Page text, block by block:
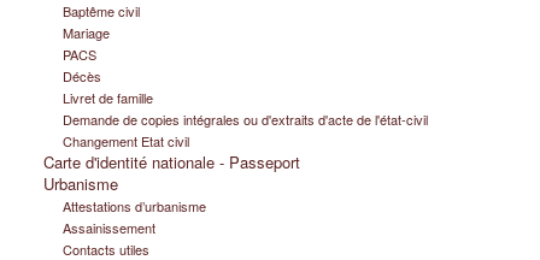
Baptême civil
Mariage
PACS
Décès
Livret de famille
Demande de copies intégrales ou d'extraits d'acte de l'état-civil
Changement Etat civil
Carte d'identité nationale - Passeport
Urbanisme
Attestations d’urbanisme
Assainissement
Contacts utiles